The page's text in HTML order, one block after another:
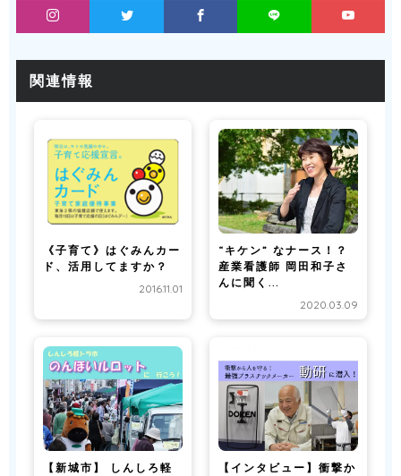
関連情報
《子育て》はぐみんカー
ド、活用してますか？
2016.11.01
“キケン” なナース！？
産業看護師 岡田和子さ
んに聞く...
2020.03.09
【新城市】 しんしろ軽
【インタビュー】衝撃か